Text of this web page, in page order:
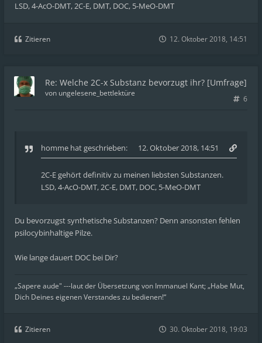
LSD, 4-AcO-DMT, 2C-E, DMT, DOC, 5-MeO-DMT
Zitieren 12. Oktober 2018, 14:51
Re: Welche 2C-x Substanz bevorzugt ihr? [Umfrage]
6
von ungelesene_bettlektüre
homme hat geschrieben: 12. Oktober 2018, 14:51
2C-E gehört definitiv zu meinen liebsten Substanzen.
LSD, 4-AcO-DMT, 2C-E, DMT, DOC, 5-MeO-DMT
Du bevorzugst synthetische Substanzen? Denn ansonsten fehlen
psilocybinhaltige Pilze.
Wie lange dauert DOC bei Dir?
„Sapere aude" ---laut der Übersetzung von Immanuel Kant; „Habe Mut,
Dich Deines eigenen Verstandes zu bedienen!“
Zitieren 30. Oktober 2018, 19:03